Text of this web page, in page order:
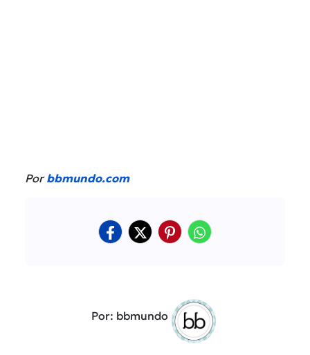
Porbbmundo.com
Por: bbmundo